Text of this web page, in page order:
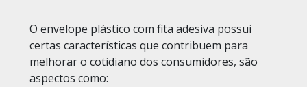
O envelope plástico com fita adesiva possui
certas características que contribuem para
melhorar o cotidiano dos consumidores, são
aspectos como: